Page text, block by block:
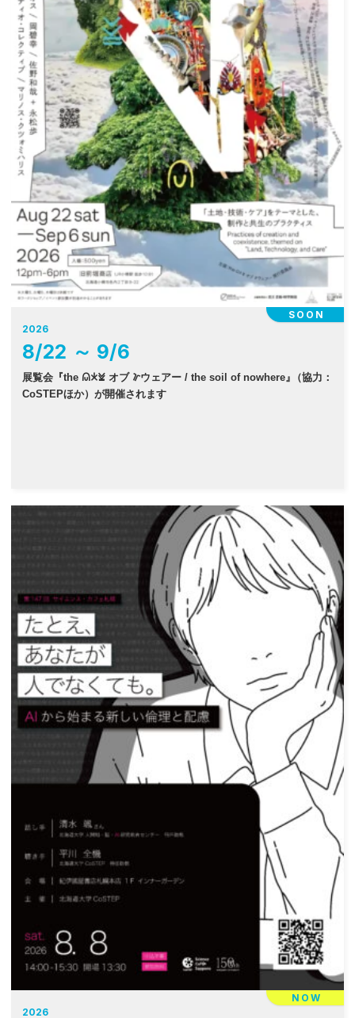
SOON
2026
8/22 ～ 9/6
展覧会『the 𐠫𐠂𐠓 オブ 𐠜ウェアー / the soil of nowhere 』
（協力：
CoSTEPほか）が開催されます
NOW
2026